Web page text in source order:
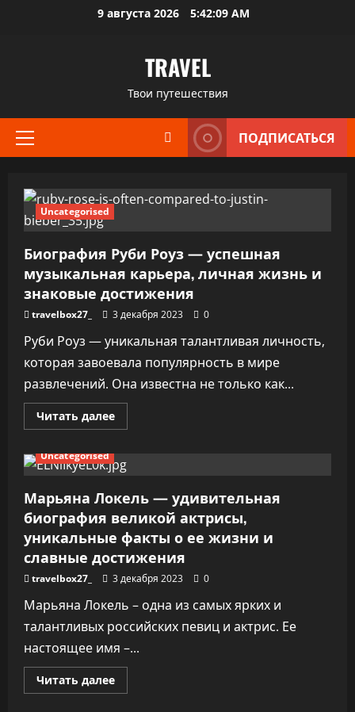
9 августа 2026 5:42:09 AM
TRAVEL
Твои путешествия
Основное
ПОДПИСАТЬСЯ
Uncategorised
Биография Руби Роуз — успешная
музыкальная карьера, личная жизнь и
знаковые достижения
travelbox27_ 3 декабря 2023 0
Руби Роуз — уникальная талантливая личность,
которая завоевала популярность в мире
развлечений. Она известна не только как...
Читать далееПрочитать
больше
Руби
Роуз
успешная
музыкальная
карьера,
личная
жизнь
и
знаковые
достижения
Uncategorised
Марьяна Локель — удивительная
биография великой актрисы,
уникальные факты о ее жизни и
славные достижения
travelbox27_ 3 декабря 2023 0
Марьяна Локель – одна из самых ярких и
талантливых российских певиц и актрис. Ее
настоящее имя –...
Читать далееПрочитать
больше